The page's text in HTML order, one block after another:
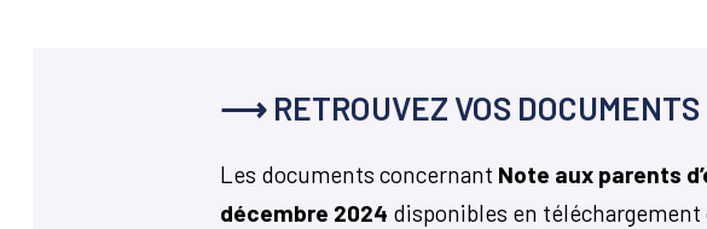
⟶ RETROUVEZ VOS DOCUMENTS
Les documents concernant Note aux parents
décembre 2024 disponibles en